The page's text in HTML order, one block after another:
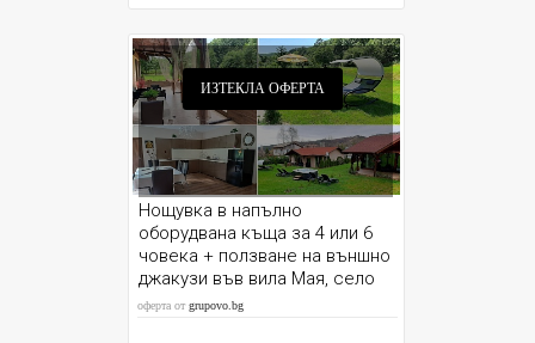
ИЗТЕКЛА ОФЕРТА
Нощувка в напълно
оборудвана къща за 4 или 6
човека + ползване на външно
джакузи във вила Мая, село
Крайни дол, Дупница.
оферта отgrupovo.bg